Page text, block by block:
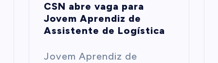
CSN abre vaga para
Jovem Aprendiz de
Assistente de Logística
Jovem Aprendiz de